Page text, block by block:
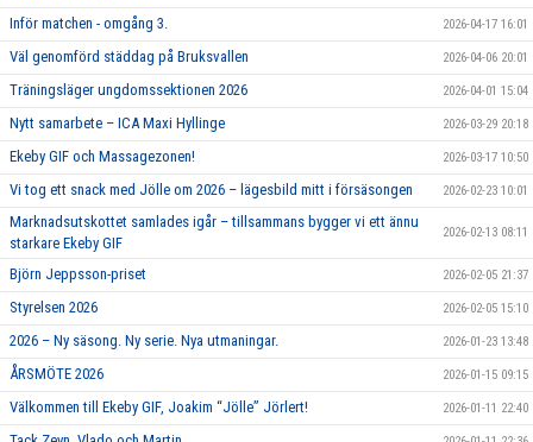
Inför matchen - omgång 3. 2026-04-17 16:01
Väl genomförd städdag på Bruksvallen 2026-04-06 20:01
Träningsläger ungdomssektionen 2026 2026-04-01 15:04
Nytt samarbete – ICA Maxi Hyllinge 2026-03-29 20:18
Ekeby GIF och Massagezonen! 2026-03-17 10:50
Vi tog ett snack med Jölle om 2026 – lägesbild mitt i försäsongen 2026-02-23 10:01
Marknadsutskottet samlades igår – tillsammans bygger vi ett ännu
starkare Ekeby GIF
2026-02-13 08:11
Björn Jeppsson-priset 2026-02-05 21:37
Styrelsen 2026 2026-02-05 15:10
2026 – Ny säsong. Ny serie. Nya utmaningar. 2026-01-23 13:48
ÅRSMÖTE 2026 2026-01-15 09:15
Välkommen till Ekeby GIF, Joakim “Jölle” Jörlert! 2026-01-11 22:40